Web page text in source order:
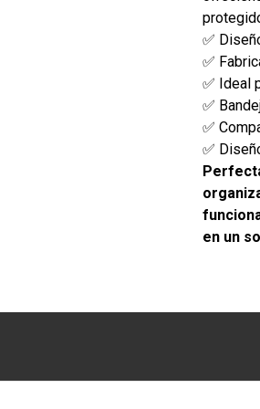
✅
✅
✅ Ideal
✅
✅
✅
en un